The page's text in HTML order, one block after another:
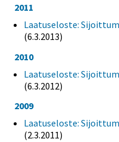
2011
Laatuseloste:
(6.3.2013)
2010
Laatuseloste:
(6.3.2012)
2009
Laatuseloste:
(2.3.2011)